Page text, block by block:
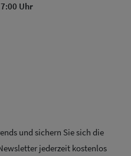
Uhr
und sichern Sie sich die
jederzeit kostenlos